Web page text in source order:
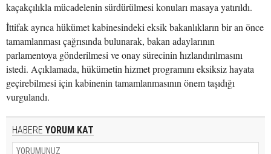
kaçakçılıkla mücadelenin sürdürülmesi konuları masaya yatırıldı.
İttifak ayrıca hükümet kabinesindeki eksik bakanlıkların bir an önce
tamamlanması çağrısında bulunarak, bakan adaylarının
parlamentoya gönderilmesi ve onay sürecinin hızlandırılmasını
istedi. Açıklamada, hükümetin hizmet programını eksiksiz hayata
geçirebilmesi için kabinenin tamamlanmasının önem taşıdığı
vurgulandı.
HABERE YORUM KAT